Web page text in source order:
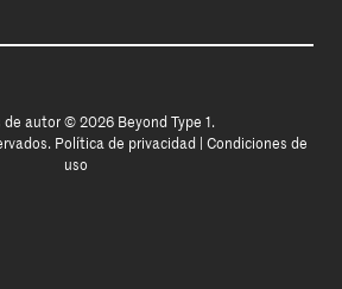
de autor © 2026 Beyond Type 1.
Política de privacidad
Condiciones de
uso